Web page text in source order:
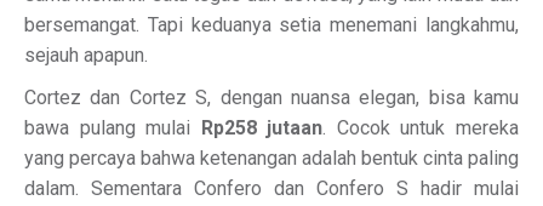
bersemangat. Tapi keduanya setia menemani langkahmu,
sejauh apapun.
Cortez dan Cortez S, dengan nuansa elegan, bisa kamu
bawa pulang mulai Rp258 jutaan. Cocok untuk mereka
yang percaya bahwa ketenangan adalah bentuk cinta paling
dalam. Sementara Confero dan Confero S hadir mulai